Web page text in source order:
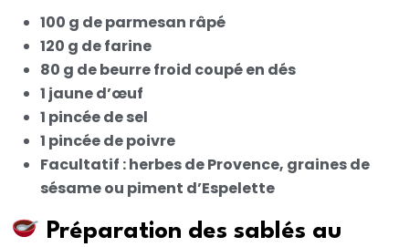
100 g de parmesan râpé
120 g de farine
80 g de beurre froid coupé en dés
1 jaune d’œuf
1 pincée de sel
1 pincée de poivre
Facultatif : herbes de Provence, graines de
sésame ou piment d’Espelette
Préparation des sablés au